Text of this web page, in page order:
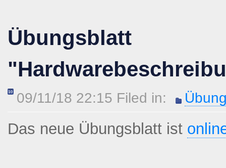
Übungsblatt
09/11/18 22:15 Filed in:
Das neue Übungsblatt ist